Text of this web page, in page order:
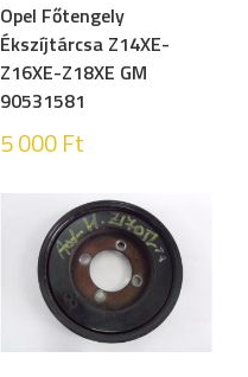
Opel Főtengely
Ékszíjtárcsa Z14XE-
Z16XE-Z18XE GM
90531581
5 000Ft